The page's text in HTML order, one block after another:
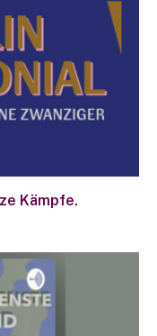
Kämpfe.